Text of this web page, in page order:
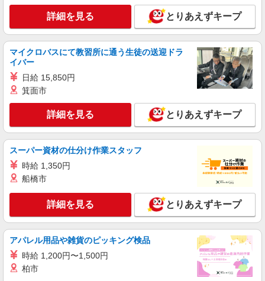
詳細を見る
派遣社員
株式会社kotrio /●SW-H2-2069738
代々木上原駅＊年齢不問◎未経験から安定した
時給1650円〜2312円 ＜日払い有/週払い有/交
通費全支給(ガソリン代含む)＞
渋谷区【最寄り駅：代々木上原駅すぐ】
キープ
アルバイト
日研トータルソーシング株式会社 メディカルケア事業部/新宿オフィ
介護スタッフ／資格あり or 経験者
給1,550円〜 ◆初任者研修・未経験：時給1,550
円〜 ◆初任者研修・経験者：時給1,600円〜 ◆介
月以上 ※給与幅は経験・能力による ★週払い
東京都渋谷区 【最寄駅】参宮橋駅 ★勤務地は
3000ヶ所以上★ 自宅から通いやすいエリアなど、
詳細を見る とりあえずキープ
マイクロバスにて教習所に通う生徒の送迎ドラ
イバー
日給 15,850円
箕面市
詳細を見る とりあえずキープ
スーパー資材の仕分け作業スタッフ
時給 1,350円
船橋市
詳細を見る とりあえずキープ
アパレル用品や雑貨のピッキング検品
時給 1,200円〜1,500円
柏市